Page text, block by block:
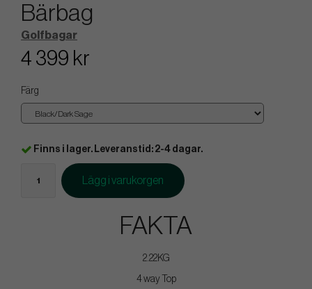
Bärbag
Golfbagar
4 399 kr
Färg
Finns i lager. Leveranstid: 2-4 dagar.
Lägg i varukorgen
FAKTA
2.22KG
4 way Top